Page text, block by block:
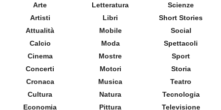
Arte
Artisti
Attualità
Calcio
Cinema
Concerti
Cronaca
Cultura
Economia
Letteratura
Libri
Mobile
Moda
Mostre
Motori
Musica
Natura
Pittura
Scienze
Short Stories
Social
Spettacoli
Sport
Storia
Teatro
Tecnologia
Televisione